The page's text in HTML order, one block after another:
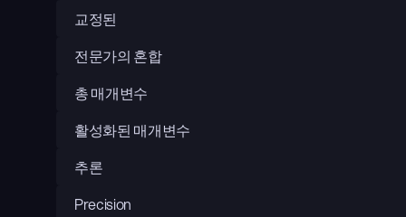
교정된
전문가의 혼합
총 매개변수
활성화된 매개변수
추론
Precision